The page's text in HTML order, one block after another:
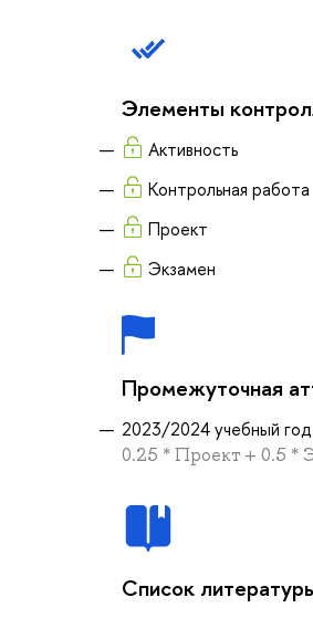
Элементы
Активность
Контрольная работа
Проект
Экзамен
Промежуточная
2023/2024 учебный
0.25 * Проект + 0.5 *
Список